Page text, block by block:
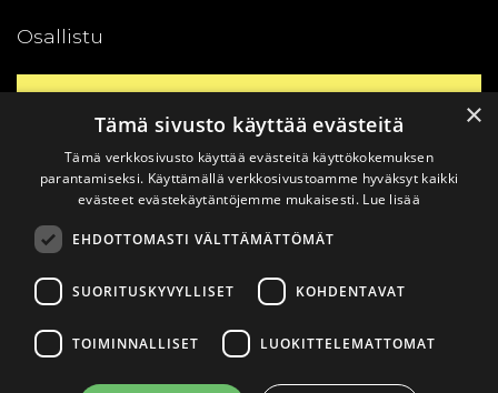
Osallistu
Ajankohtaista
Vinkkaa materiaali!
© 2026Katsomusdialogi.Made with ❤ byAvoin.Systems
×
Tämä sivusto käyttää evästeitä
Tämä verkkosivusto käyttää evästeitä käyttökokemuksen
parantamiseksi. Käyttämällä verkkosivustoamme hyväksyt kaikki
evästeet evästekäytäntöjemme mukaisesti. Lue lisää
EHDOTTOMASTI VÄLTTÄMÄTTÖMÄT
SUORITUSKYVYLLISET KOHDENTAVAT
TOIMINNALLISET LUOKITTELEMATTOMAT